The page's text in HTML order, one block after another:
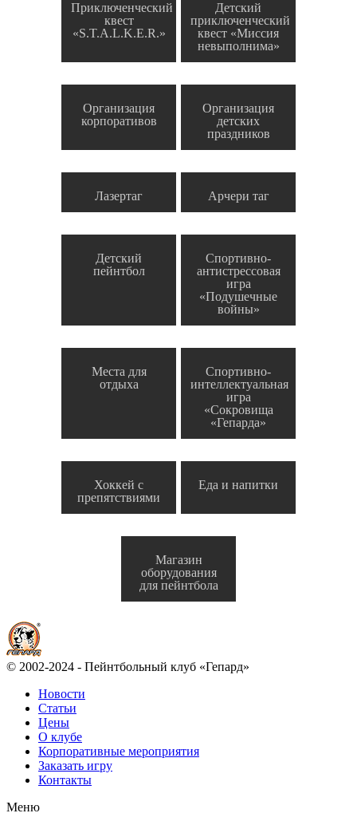
Приключенческий
квест
«S.T.A.L.K.E.R.»
Детский
приключенческий
квест «Миссия
невыполнима»
Организация
корпоративов
Организация
детских
праздников
Лазертаг Арчери таг
Детский
пейнтбол
Спортивно-
антистрессовая
игра
«Подушечные
войны»
Места для
отдыха
Спортивно-
интеллектуальная
игра
«Сокровища
«Гепарда»
Хоккей с
препятствиями
Еда и напитки
Магазин
оборудования
для пейнтбола
© 2002-2024 - Пейнтбольный клуб «Гепард»
Новости
Статьи
Цены
О клубе
Корпоративные мероприятия
Заказать игру
Контакты
Меню